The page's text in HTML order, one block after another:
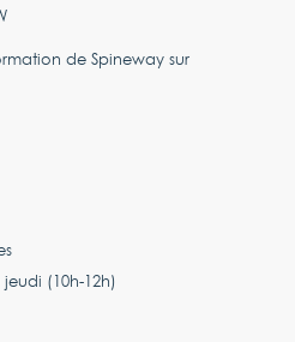
de Spineway sur
(10h-12h)